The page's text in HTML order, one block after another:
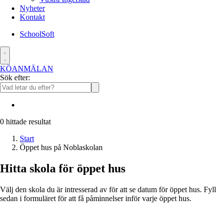
Nyheter
Kontakt
SchoolSoft
KÖANMÄLAN
Sök efter:
0 hittade resultat
Start
Öppet hus på Noblaskolan
Hitta skola för öppet hus
Välj den skola du är intresserad av för att se datum för öppet hus. Fyll
sedan i formuläret för att få påminnelser inför varje öppet hus.